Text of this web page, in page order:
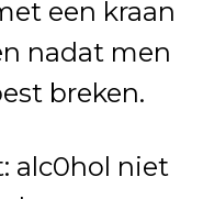
een kraan
nadat men
breken.
alc0hol niet